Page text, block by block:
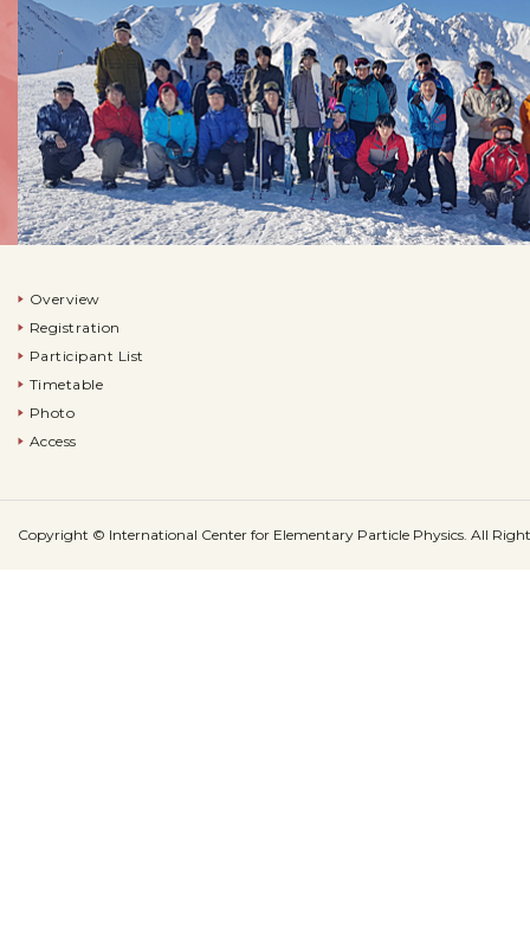
Overview
Registration
Participant List
Timetable
Photo
Access
Copyright © International Center for Elementary Particle Physics. All